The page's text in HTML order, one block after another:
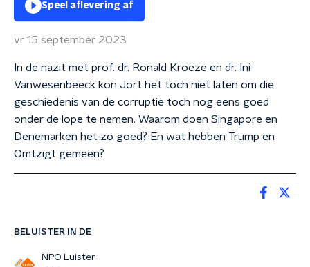
BELUISTER IN DE
NPO Luister
Speel aflevering af
vr 15 september 2023
In de nazit met prof. dr. Ronald Kroeze en dr. Ini
Vanwesenbeeck kon Jort het toch niet laten om die
geschiedenis van de corruptie toch nog eens goed
onder de lope te nemen. Waarom doen Singapore en
Denemarken het zo goed? En wat hebben Trump en
Omtzigt gemeen?